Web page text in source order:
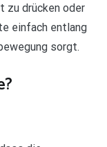
zu drücken oder
einfach entlang
sorgt.